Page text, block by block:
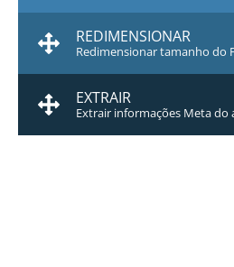
REDIMENSIONAR
Redimensionar tamanho do
EXTRAIR
Extrair informações Meta do